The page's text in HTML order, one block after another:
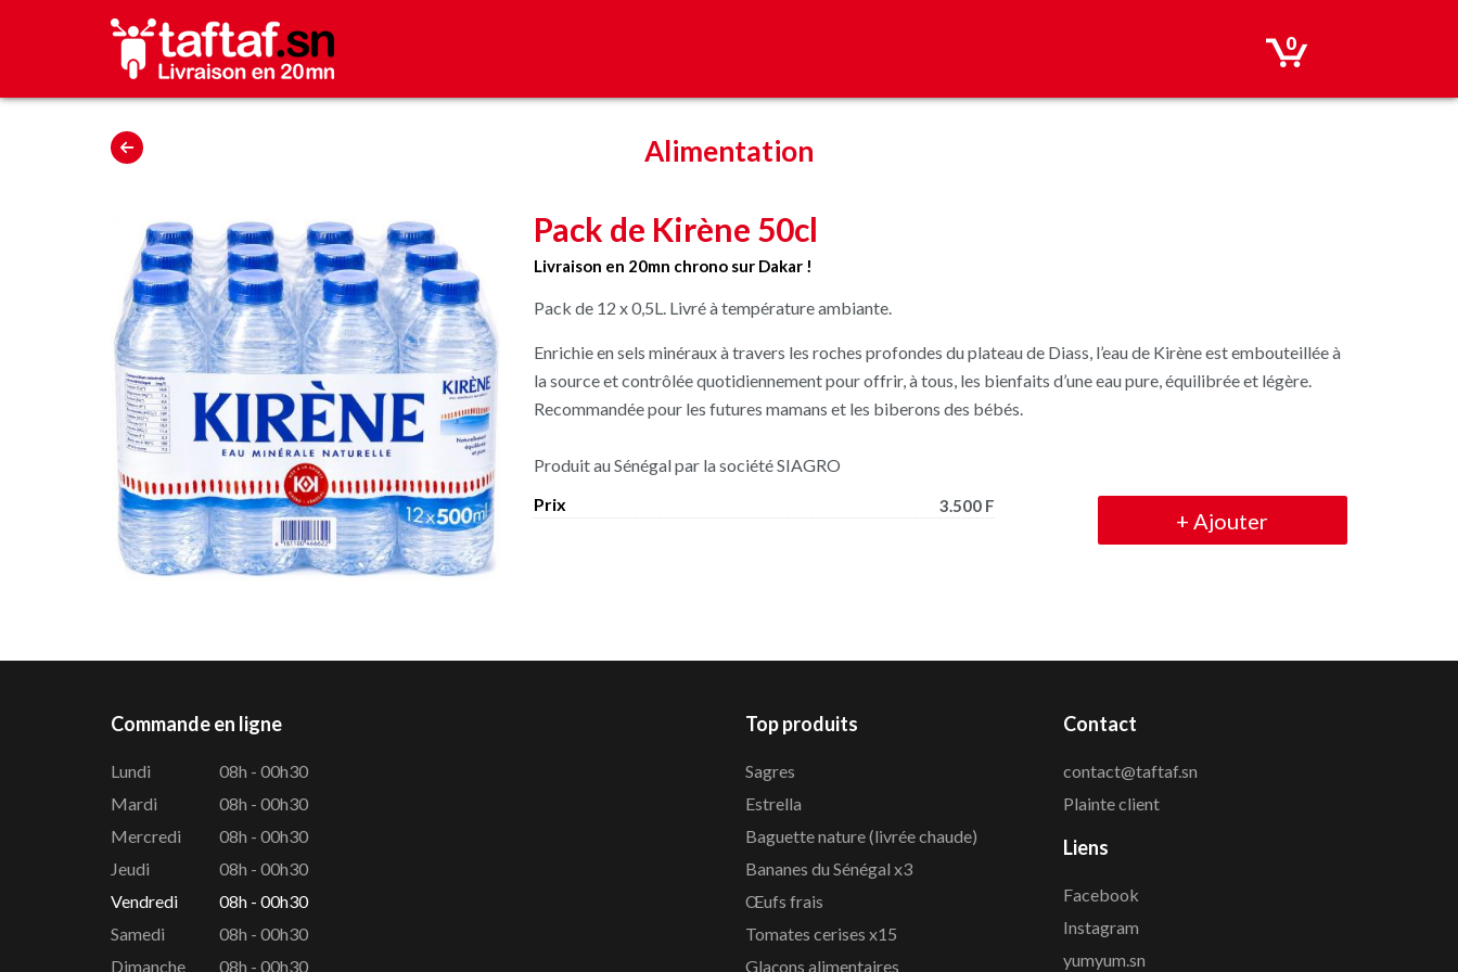
0
Alimentation
Pack de Kirène 50cl
Livraison en 20mn chrono sur Dakar !
Pack de 12 x 0,5L. Livré à température ambiante.
Enrichie en sels minéraux à travers les roches profondes du plateau de Diass, l’eau de Kirène est embouteillée à
la source et contrôlée quotidiennement pour offrir, à tous, les bienfaits d’une eau pure, équilibrée et légère.
Recommandée pour les futures mamans et les biberons des bébés.
Produit au Sénégal par la société SIAGRO
Prix
3.500 F
+ Ajouter
Commande en ligne
Lundi
08h - 00h30
Mardi
08h - 00h30
Mercredi
08h - 00h30
Jeudi
08h - 00h30
Vendredi
08h - 00h30
Samedi
08h - 00h30
Dimanche
08h - 00h30
Top produits
Sagres
Estrella
Baguette nature (livrée chaude)
Bananes du Sénégal x3
Œufs frais
Tomates cerises x15
Glaçons alimentaires
Contact
contact@taftaf.sn
Plainte client
Liens
Facebook
Instagram
yumyum.sn